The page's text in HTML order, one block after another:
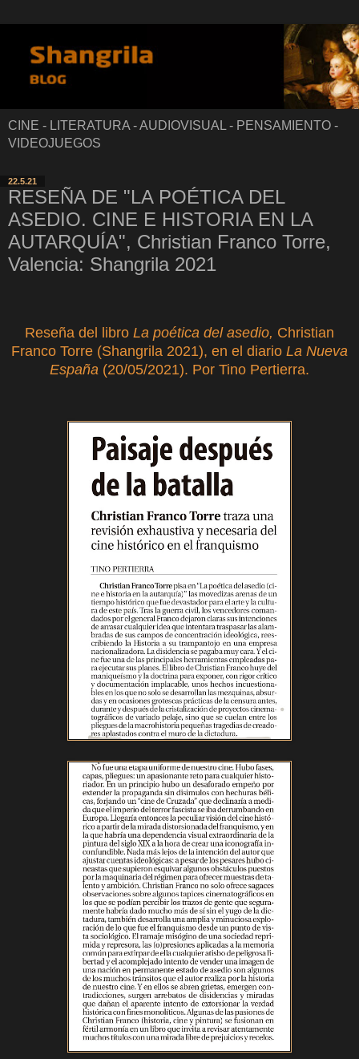
CINE - LITERATURA - AUDIOVISUAL - PENSAMIENTO -
VIDEOJUEGOS
22.5.21
RESEÑA DE "LA POÉTICA DEL
ASEDIO. CINE E HISTORIA EN LA
AUTARQUÍA", Christian Franco Torre,
Valencia: Shangrila 2021
Reseña del libro La poética del asedio, Christian
Franco Torre (Shangrila 2021), en el diario La Nueva
España (20/05/2021). Por Tino Pertierra.